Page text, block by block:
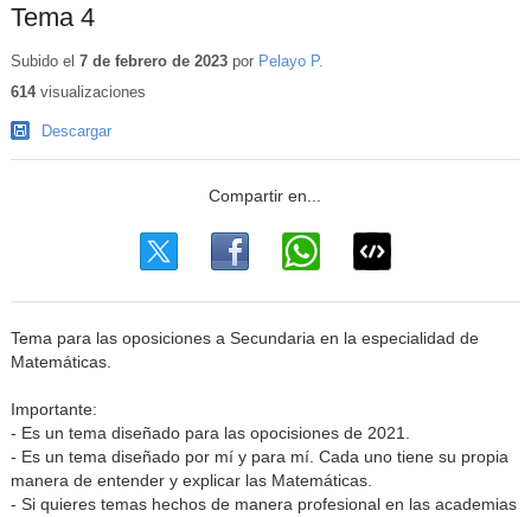
Tema 4
Subido el 7 de febrero de 2023por Pelayo P.
614visualizaciones
Descargar
Tema para las oposiciones a Secundaria en la especialidad de
Matemáticas.
Importante:
- Es un tema diseñado para las opocisiones de 2021.
- Es un tema diseñado por mí y para mí. Cada uno tiene su propia
manera de entender y explicar las Matemáticas.
- Si quieres temas hechos de manera profesional en las academias